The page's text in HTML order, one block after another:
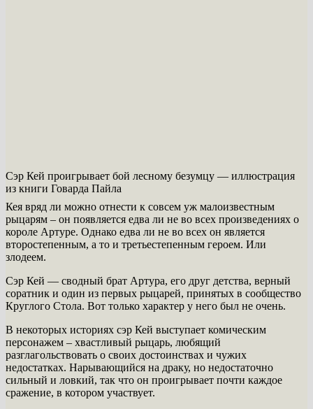
Сэр Кей проигрывает бой лесному безумцу — иллюстрация
из книги Говарда Пайла
Кея вряд ли можно отнести к совсем уж малоизвестным
рыцарям – он появляется едва ли не во всех произведениях о
короле Артуре. Однако едва ли не во всех он является
второстепенным, а то и третьестепенным героем. Или
злодеем.
Сэр Кей — сводный брат Артура, его друг детства, верный
соратник и один из первых рыцарей, принятых в сообщество
Круглого Стола. Вот только характер у него был не очень.
В некоторых историях сэр Кей выступает комическим
персонажем – хвастливый рыцарь, любящий
разглагольствовать о своих достоинствах и чужих
недостатках. Нарывающийся на драку, но недостаточно
сильный и ловкий, так что он проигрывает почти каждое
сражение, в котором участвует.